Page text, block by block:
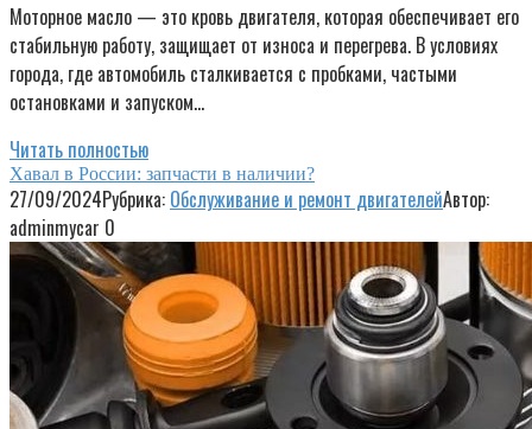
Моторное масло — это кровь двигателя, которая обеспечивает его
стабильную работу, защищает от износа и перегрева. В условиях
города, где автомобиль сталкивается с пробками, частыми
остановками и запуском…
Читать полностью
Хавал в России: запчасти в наличии?
27/09/2024Рубрика: Обслуживание и ремонт двигателейАвтор:
adminmycar 0